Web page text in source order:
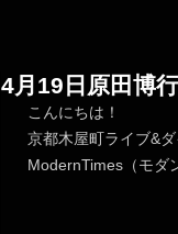
4月19日原田博
こんにちは！
京都木屋町ライブ&
ModernTimes（モダ